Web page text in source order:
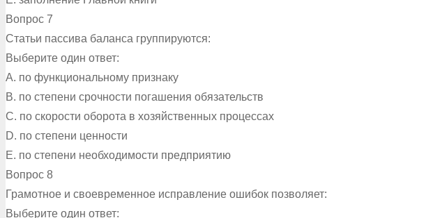
Вопрос 7
Статьи пассива баланса группируются:
Выберите один ответ:
A. по функциональному признаку
B. по степени срочности погашения обязательств
C. по скорости оборота в хозяйственных процессах
D. по степени ценности
E. по степени необходимости предприятию
Вопрос 8
Грамотное и своевременное исправление ошибок позволяет:
Выберите один ответ: